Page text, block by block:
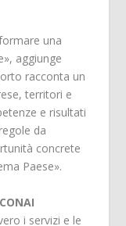
una
aggiunge
racconta un
territori e
e risultati
da
concrete
Paese».
i servizi e le